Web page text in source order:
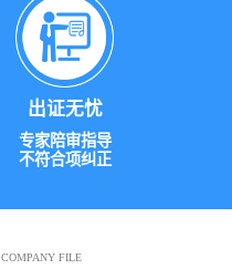
出证无忧
专家陪审指导
不符合项纠正
COMPANY FILE